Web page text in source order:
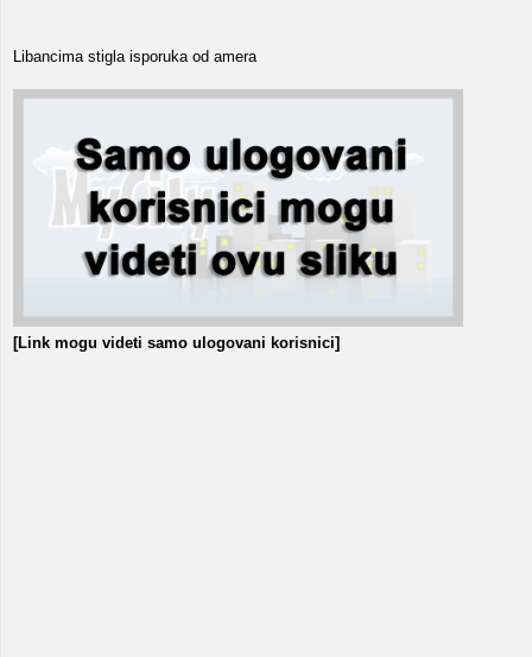
Libancima stigla isporuka od amera
[Link mogu videti samo ulogovani korisnici]